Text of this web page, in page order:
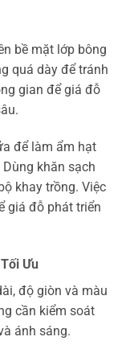
bề mặt lớp bông
quá dày để tránh
gian để giá đỗ
để làm ẩm hạt
khăn sạch
khay trồng. Việc
giá đỗ phát triển
Ưu
độ giòn và màu
cần kiểm soát
ánh sáng.